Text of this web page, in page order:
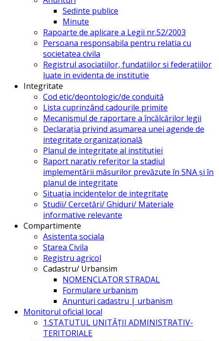
Sedinte publice
Minute
Rapoarte de aplicare a Legii nr.52/2003
Persoana responsabila pentru relatia cu
societatea civila
Registrul asociatiilor, fundatiilor si federatiilor
luate in evidenta de institutie
Integritate
Cod etic/deontologic/de conduită
Lista cuprinzând cadourile primite
Mecanismul de raportare a încălcărilor legii
Declarația privind asumarea unei agende de
integritate organizațională
Planul de integritate al instituției
Raport narativ referitor la stadiul
implementării măsurilor prevăzute în SNA și în
planul de integritate
Situația incidentelor de integritate
Studii/ Cercetări/ Ghiduri/ Materiale
informative relevante
Compartimente
Asistenta sociala
Starea Civila
Registru agricol
Cadastru/ Urbansim
NOMENCLATOR STRADAL
Formulare urbanism
Anunturi cadastru | urbanism
Monitorul oficial local
1.STATUTUL UNITĂŢII ADMINISTRATIV-
TERITORIALE